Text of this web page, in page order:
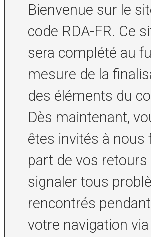
Bienvenue sur le site du
code RDA-FR. Ce
sera complété au
mesure de la
des éléments du
Dès maintenant,
êtes invités à nous
part de vos retours
signaler tous
rencontrés pendant
votre navigation